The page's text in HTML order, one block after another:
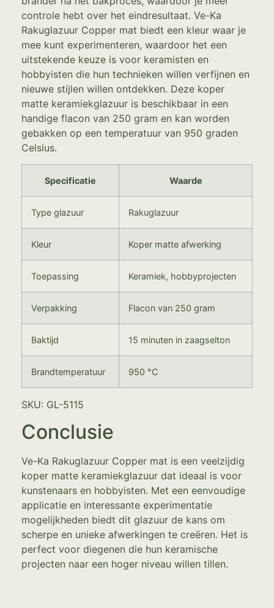
controle hebt over het eindresultaat. Ve-Ka
Rakuglazuur Copper mat biedt een kleur waar je
mee kunt experimenteren, waardoor het een
uitstekende keuze is voor keramisten en
hobbyisten die hun technieken willen verfijnen en
nieuwe stijlen willen ontdekken. Deze koper
matte keramiekglazuur is beschikbaar in een
handige flacon van 250 gram en kan worden
gebakken op een temperatuur van 950 graden
Celsius.
Specificatie Waarde
Type glazuur Rakuglazuur
Kleur Koper matte afwerking
Toepassing Keramiek, hobbyprojecten
Verpakking Flacon van 250 gram
Baktijd 15 minuten in zaagselton
Brandtemperatuur 950 °C
SKU: GL-5115
Conclusie
Ve-Ka Rakuglazuur Copper mat is een veelzijdig
koper matte keramiekglazuur dat ideaal is voor
kunstenaars en hobbyisten. Met een eenvoudige
applicatie en interessante experimentatie
mogelijkheden biedt dit glazuur de kans om
scherpe en unieke afwerkingen te creëren. Het is
perfect voor diegenen die hun keramische
projecten naar een hoger niveau willen tillen.